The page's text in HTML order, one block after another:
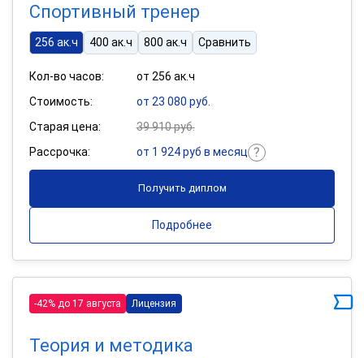
Спортивный тренер
256 ак.ч 400 ак.ч 800 ак.ч Сравнить
Кол-во часов:
от 256 ак.ч
Стоимость:
от 23 080 руб.
Старая цена:
39 910 руб.
Рассрочка:
от 1 924 руб в месяц
Получить диплом
Подробнее
-42% до 17 августа Лицензия
Теория и методика